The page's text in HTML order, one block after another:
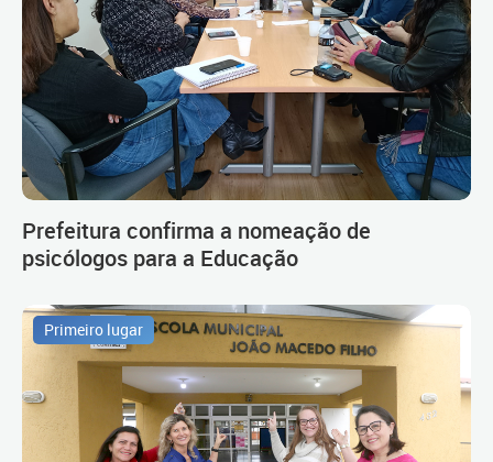
Prefeitura confirma a nomeação de
psicólogos para a Educação
Primeiro lugar